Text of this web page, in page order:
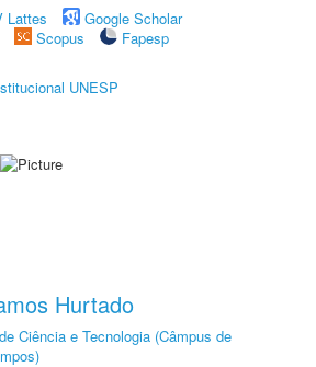
Lattes
Google Scholar
Scopus
Fapesp
UNESP
Hurtado
Ciência e Tecnologia (Câmpus de